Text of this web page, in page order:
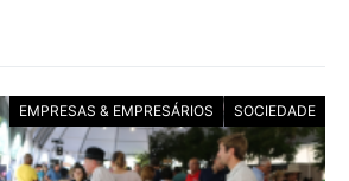
EMPRESAS & EMPRESÁRIOS SOCIEDADE